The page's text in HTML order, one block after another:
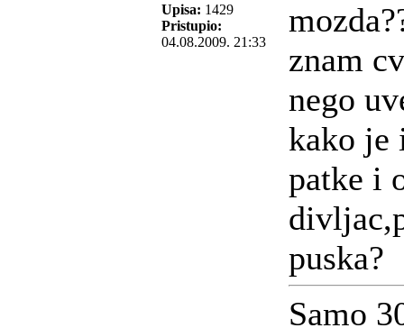
Upisa: 1429
Pristupio:
04.08.2009. 21:33
znam
nego
kako je
patke i
puska?
Samo